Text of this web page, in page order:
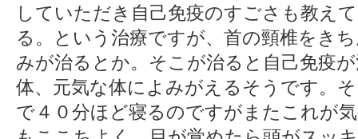
していただき自己免疫のすごさも教え
る。という治療ですが、首の頸椎をき
みが治るとか。そこが治ると自己免疫
体、元気な体によみがえるそうです。
で４０分ほど寝るのですがまたこれが